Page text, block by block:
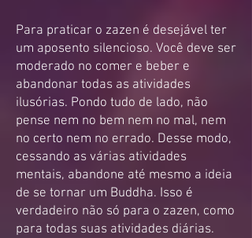
Para praticar o zazen é desejável ter
um aposento silencioso. Você deve ser
moderado no comer e beber e
abandonar todas as atividades
ilusórias. Pondo tudo de lado, não
pense nem no bem nem no mal, nem
no certo nem no errado. Desse modo,
cessando as várias atividades
mentais, abandone até mesmo a ideia
de se tornar um Buddha. Isso é
verdadeiro não só para o zazen, como
para todas suas atividades diárias.